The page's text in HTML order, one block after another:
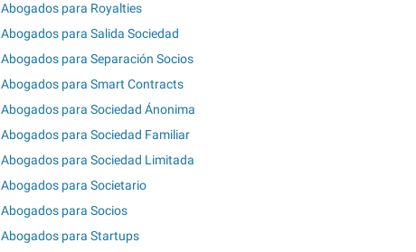
Abogados para Royalties
Abogados para Salida Sociedad
Abogados para Separación Socios
Abogados para Smart Contracts
Abogados para Sociedad Ánonima
Abogados para Sociedad Familiar
Abogados para Sociedad Limitada
Abogados para Societario
Abogados para Socios
Abogados para Startups